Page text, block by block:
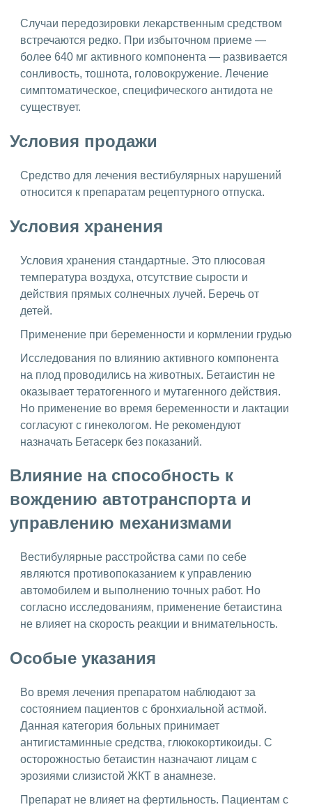
Случаи передозировки лекарственным средством
встречаются редко. При избыточном приеме —
более 640 мг активного компонента — развивается
сонливость, тошнота, головокружение. Лечение
симптоматическое, специфического антидота не
существует.
Условия продажи
Средство для лечения вестибулярных нарушений
относится к препаратам рецептурного отпуска.
Условия хранения
Условия хранения стандартные. Это плюсовая
температура воздуха, отсутствие сырости и
действия прямых солнечных лучей. Беречь от
детей.
Применение при беременности и кормлении грудью
Исследования по влиянию активного компонента
на плод проводились на животных. Бетаистин не
оказывает тератогенного и мутагенного действия.
Но применение во время беременности и лактации
согласуют с гинекологом. Не рекомендуют
назначать Бетасерк без показаний.
Влияние на способность к
вождению автотранспорта и
управлению механизмами
Вестибулярные расстройства сами по себе
являются противопоказанием к управлению
автомобилем и выполнению точных работ. Но
согласно исследованиям, применение бетаистина
не влияет на скорость реакции и внимательность.
Особые указания
Во время лечения препаратом наблюдают за
состоянием пациентов с бронхиальной астмой.
Данная категория больных принимает
антигистаминные средства, глюкокортикоиды. С
осторожностью бетаистин назначают лицам с
эрозиями слизистой ЖКТ в анамнезе.
Препарат не влияет на фертильность. Пациентам с